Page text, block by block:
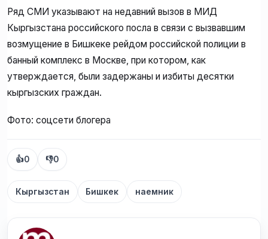
Ряд СМИ указывают на недавний вызов в МИД
Кыргызстана российского посла в связи с вызвавшим
возмущение в Бишкеке рейдом российской полиции в
банный комплекс в Москве, при котором, как
утверждается, были задержаны и избиты десятки
кыргызских граждан.
Фото: соцсети блогера
👍0 👎0
Кыргызстан Бишкек наемник